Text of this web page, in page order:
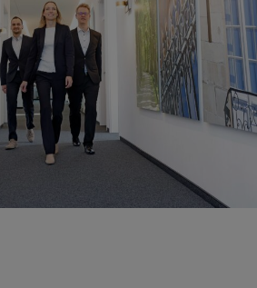
der Kontaktanfrage angeben, behandeln wir
zur Datenverarbeitung finden Sie in unserer